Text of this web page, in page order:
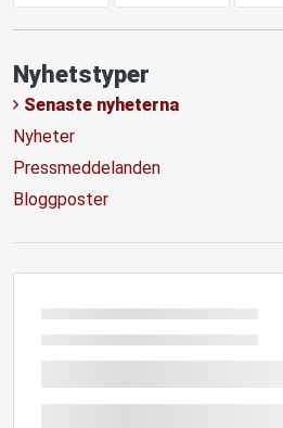
Nyhetstyper
Senaste nyheterna
Nyheter
Pressmeddelanden
Bloggposter